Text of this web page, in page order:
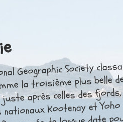
Geographic Society
la troisième plus belle
après celles des fjords,
Kootenay et